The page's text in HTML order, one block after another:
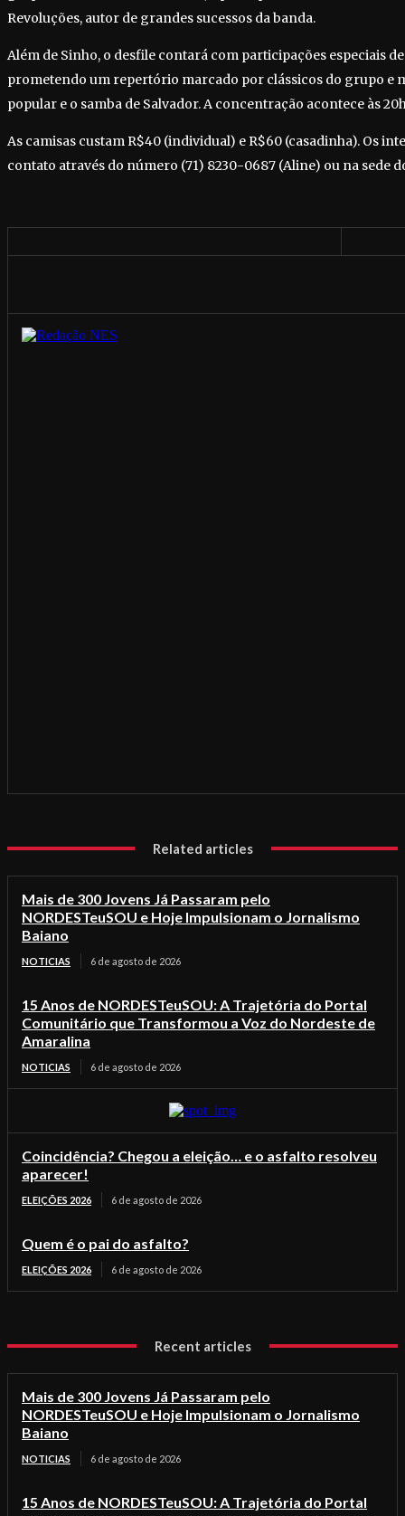
Revoluções, autor de grandes sucessos da banda.
Além de Sinho, o desfile contará com participações especiais
prometendo um repertório marcado por clássicos do grupo e
popular e o samba de Salvador. A concentração acontece às
As camisas custam R$40 (individual) e R$60 (casadinha). Os
contato através do número (71) 8230-0687 (Aline) ou na sede
Related articles
Mais de 300 Jovens Já Passaram pelo
NORDESTeuSOU e Hoje Impulsionam o Jornalismo
Baiano
NOTICIAS 6 de agosto de 2026
15 Anos de NORDESTeuSOU: A Trajetória do Portal
Comunitário que Transformou a Voz do Nordeste de
Amaralina
NOTICIAS 6 de agosto de 2026
Coincidência? Chegou a eleição… e o asfalto resolveu
aparecer!
ELEIÇÕES 2026 6 de agosto de 2026
Quem é o pai do asfalto?
ELEIÇÕES 2026 6 de agosto de 2026
Recent articles
Mais de 300 Jovens Já Passaram pelo
NORDESTeuSOU e Hoje Impulsionam o Jornalismo
Baiano
NOTICIAS 6 de agosto de 2026
15 Anos de NORDESTeuSOU: A Trajetória do Portal